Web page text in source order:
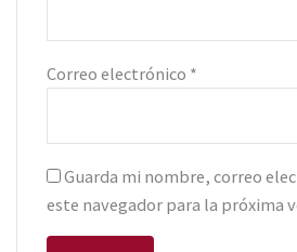
Correo electrónico *
Guarda mi nombre, correo
este navegador para la próxima